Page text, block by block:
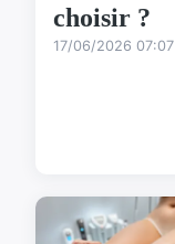
choisir ?
17/06/2026 07:07